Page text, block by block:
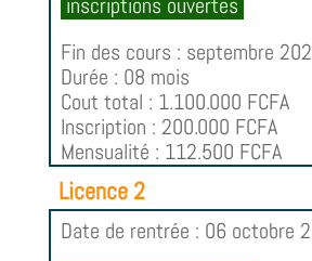
Fin des cours : septembre
Durée : 08 mois
Cout total : 1.100.000 FCFA
Inscription : 200.000 FCFA
Mensualité : 112.500 FCFA
Licence 2
Date de rentrée : 06 octobre